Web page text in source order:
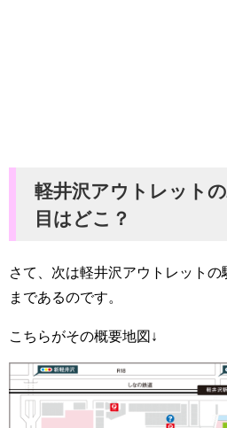
軽井沢アウトレット
目はどこ？
さて、次は軽井沢アウトレットの
まであるのです。
こちらがその概要地図↓